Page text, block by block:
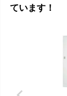
ています！